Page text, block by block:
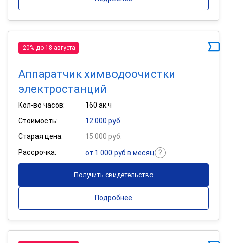
-20% до 18 августа
Аппаратчик химводоочистки
электростанций
Кол-во часов:
160 ак.ч
Стоимость:
12 000 руб.
Старая цена:
15 000 руб.
Рассрочка:
от 1 000 руб в месяц
Получить свидетельство
Подробнее